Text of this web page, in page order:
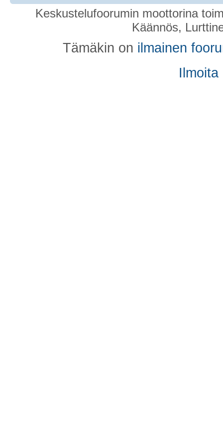
Keskustelufoorumin moottorina
Käännös,
Tämäkin on ilmainen